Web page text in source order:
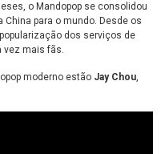
o Mandopop se consolidou
China para o mundo. Desde os
dos serviços de
vez mais fãs.
moderno estão Jay Chou,